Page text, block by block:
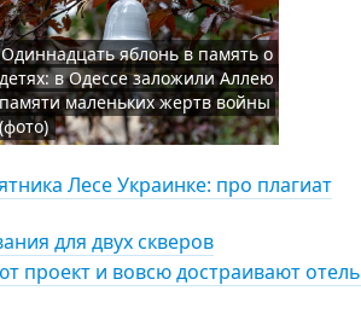
Одиннадцать яблонь в память о
детях: в Одессе заложили Аллею
памяти маленьких жертв войны
(фото)
Лесе Украинке: про плагиат
для двух скверов
проект и вовсю достраивают отель